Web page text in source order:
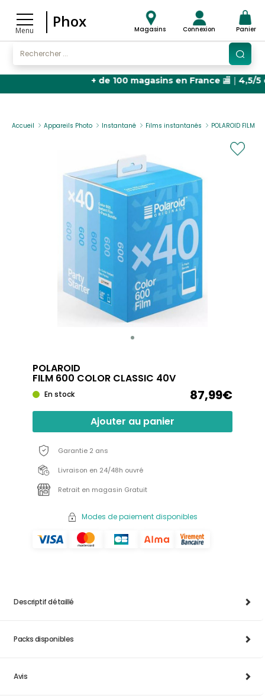
Menu
Phox Magasins Connexion Panier
+ de 100 magasins en France🏬 |4,5/5 étoiles
Accueil Appareils Photo Instantané Films instantanés POLAROID FILM
POLAROID
FILM 600 COLOR CLASSIC 40V
En stock 87,99€
Ajouter au panier
Garantie 2 ans
Livraison en 24/48h ouvré
Retrait en magasin Gratuit
Modes de paiement disponibles
Descriptif détaillé
Packs disponibles
Avis